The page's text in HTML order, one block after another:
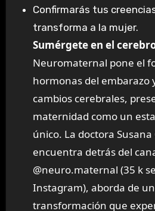
Confirmarás tus
transforma a la mujer.
Sumérgete en el
Neuromaternal pone el
hormonas del embarazo
cambios cerebrales,
maternidad como un
único. La doctora
encuentra detrás del
@neuro.maternal (35 k
Instagram), aborda de
transformación que